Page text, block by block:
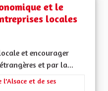
et le
locales
et encourager
et par la...
: L'attractivité
et de ses